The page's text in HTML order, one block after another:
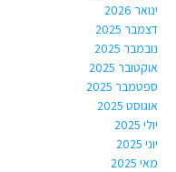
ינואר 2026
דצמבר 2025
נובמבר 2025
אוקטובר 2025
ספטמבר 2025
אוגוסט 2025
יולי 2025
יוני 2025
מאי 2025